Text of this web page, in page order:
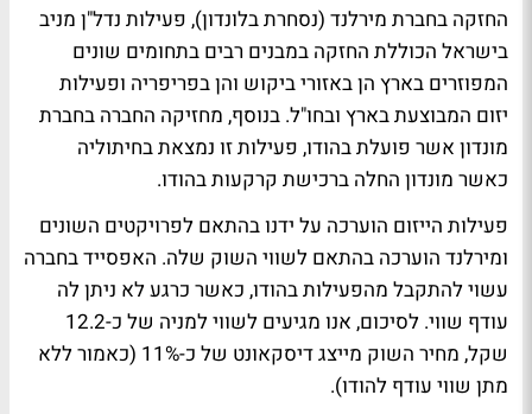
החזקה בחברת מירלנד (נסחרת בלונדון), פעילות נדל"ן מניב
בישראל הכוללת החזקה במבנים רבים בתחומים שונים
המפוזרים בארץ הן באזורי ביקוש והן בפריפריה ופעילות
יזום המבוצעת בארץ ובחו"ל. בנוסף, מחזיקה החברה בחברת
מונדון אשר פועלת בהודו, פעילות זו נמצאת בחיתוליה
כאשר מונדון החלה ברכישת קרקעות בהודו.
פעילות הייזום הוערכה על ידנו בהתאם לפרויקטים השונים
ומירלנד הוערכה בהתאם לשווי השוק שלה. האפסייד בחברה
עשוי להתקבל מהפעילות בהודו, כאשר כרגע לא ניתן לה
עודף שווי. לסיכום, אנו מגיעים לשווי למניה של כ-12.2
שקל, מחיר השוק מייצג דיסקאונט של כ-11% (כאמור ללא
מתן שווי עודף להודו).